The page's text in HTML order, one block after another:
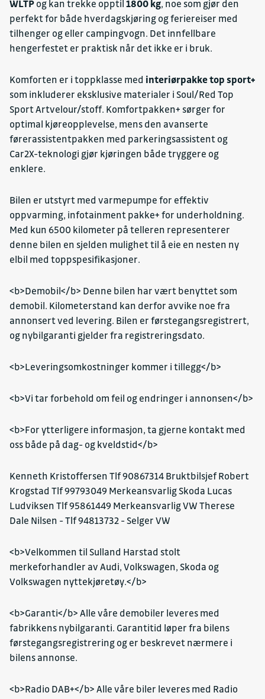
WLTP og kan trekke opptil 1800 kg, noe som gjør den
perfekt for både hverdagskjøring og feriereiser med
tilhenger og eller campingvogn. Det innfellbare
hengerfestet er praktisk når det ikke er i bruk.
Komforten er i toppklasse med interiørpakke top sport+
som inkluderer eksklusive materialer i Soul/Red Top
Sport Artvelour/stoff. Komfortpakken+ sørger for
optimal kjøreopplevelse, mens den avanserte
førerassistentpakken med parkeringsassistent og
Car2X-teknologi gjør kjøringen både tryggere og
enklere.
Bilen er utstyrt med varmepumpe for effektiv
oppvarming, infotainment pakke+ for underholdning.
Med kun 6500 kilometer på telleren representerer
denne bilen en sjelden mulighet til å eie en nesten ny
elbil med toppspesifikasjoner.
<b>Demobil</b> Denne bilen har vært benyttet som
demobil. Kilometerstand kan derfor avvike noe fra
annonsert ved levering. Bilen er førstegangsregistrert,
og nybilgaranti gjelder fra registreringsdato.
<b>Leveringsomkostninger kommer i tillegg</b>
<b>Vi tar forbehold om feil og endringer i annonsen</b>
<b>For ytterligere informasjon, ta gjerne kontakt med
oss både på dag- og kveldstid</b>
Kenneth Kristoffersen Tlf 90867314 Bruktbilsjef Robert
Krogstad Tlf 99793049 Merkeansvarlig Skoda Lucas
Ludviksen Tlf 95861449 Merkeansvarlig VW Therese
Dale Nilsen - Tlf 94813732 - Selger VW
<b>Velkommen til Sulland Harstad stolt
merkeforhandler av Audi, Volkswagen, Skoda og
Volkswagen nyttekjøretøy.</b>
<b>Garanti</b> Alle våre demobiler leveres med
fabrikkens nybilgaranti. Garantitid løper fra bilens
førstegangsregistrering og er beskrevet nærmere i
bilens annonse.
<b>Radio DAB+</b> Alle våre biler leveres med Radio